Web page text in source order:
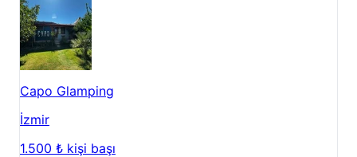
Capo Glamping
İzmir
1.500 ₺ kişi başı